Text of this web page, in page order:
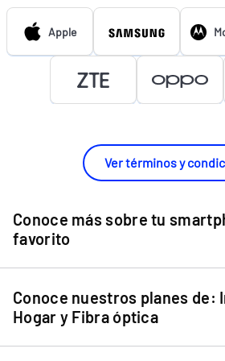
Apple
Ver términos y
Conoce más sobre tu
favorito
Chip Entel
Apple iPhone 11
Apple iPhone 12 Mini
Conoce nuestros planes de:
Hogar y Fibra óptica
Internet Hogar